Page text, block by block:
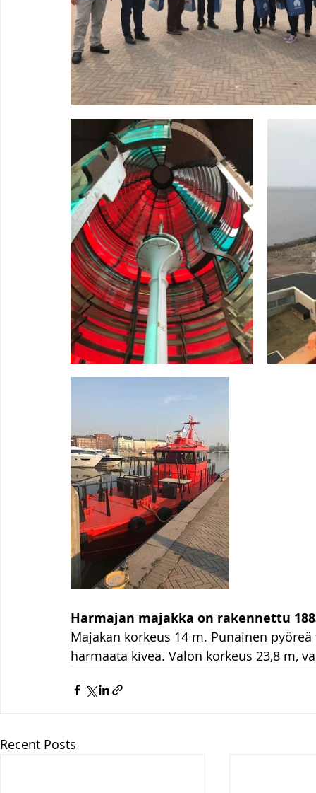
Harmajan majakka on rakennettu
Majakan korkeus 14 m. Punainen
harmaata kiveä. Valon korkeus 23,8 m,
Recent Posts